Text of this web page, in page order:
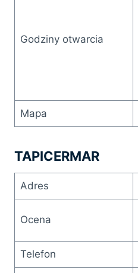
Godziny otwarcia
Mapa
TAPICERMAR
Adres
Ocena
Telefon